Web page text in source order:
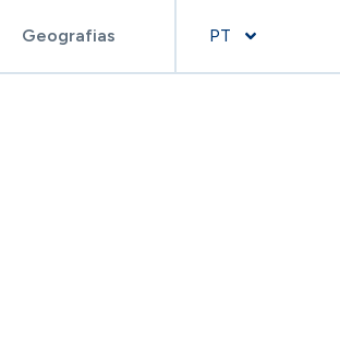
Geografias PT